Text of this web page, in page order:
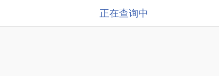
正在查询中